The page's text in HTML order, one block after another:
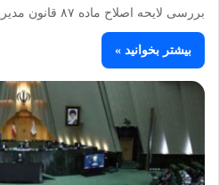
بررسی لایحه اصلاح ماده ۸۷ قانون مدیریت خدمات…
بیشتر بخوانید »